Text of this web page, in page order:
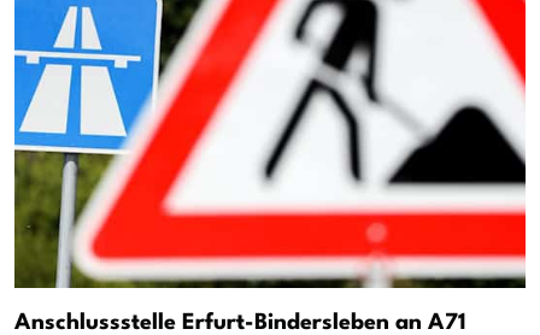
Anschlussstelle Erfurt-Bindersleben an A71